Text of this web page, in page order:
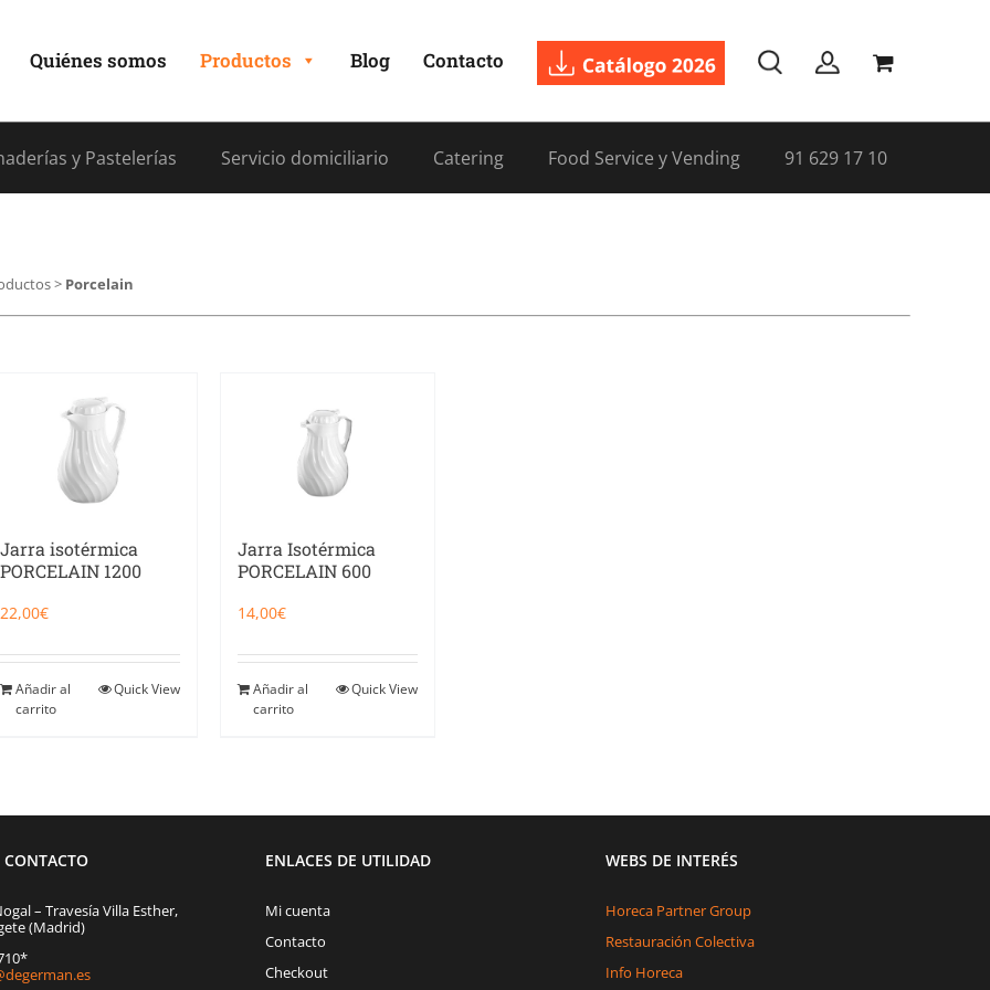
Quiénes somos Productos Blog Contacto
y Pastelerías Servicio domiciliario Catering Food Service y Vending 91 629 17 10
> Porcelain
Jarra isotérmica
PORCELAIN 1200
22,00€
Añadir al
carrito
Quick View
Jarra Isotérmica
PORCELAIN 600
14,00€
Añadir al
carrito
Quick View
CONTACTO
– Travesía Villa Esther,
(Madrid)
ENLACES DE UTILIDAD
Mi cuenta
Contacto
Checkout
WEBS DE INTERÉS
Horeca Partner Group
Restauración Colectiva
Info Horeca